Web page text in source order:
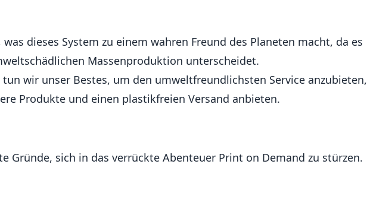
was dieses System zu einem wahren Freund des Planeten macht, da es
Massenproduktion unterscheidet.
wir unser Bestes, um den umweltfreundlichsten Service anzubieten,
Produkte und einen plastikfreien Versand anbieten.
Gründe, sich in das verrückte Abenteuer Print on Demand zu stürzen.